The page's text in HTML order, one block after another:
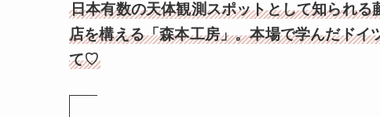
日本有数の天体観測スポットとして知られ
店を構える「森本工房」。本場で学んだド
て♡